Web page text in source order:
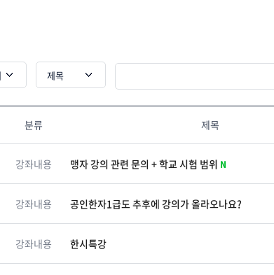
분류 제목
강좌내용 맹자 강의 관련 문의 + 학교 시험 범위 N
강좌내용 공인한자1급도 추후에 강의가 올라오나요?
강좌내용 한시특강